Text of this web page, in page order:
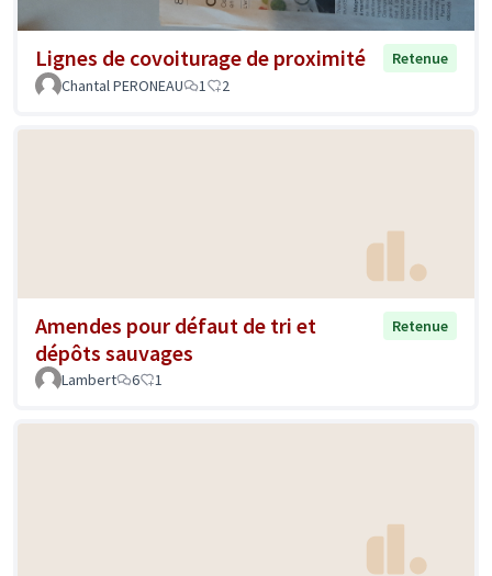
Lignes de covoiturage de proximité
Retenue
Chantal PERONEAU
1 2
Amendes pour défaut de tri et
dépôts sauvages
Retenue
Lambert 6 1